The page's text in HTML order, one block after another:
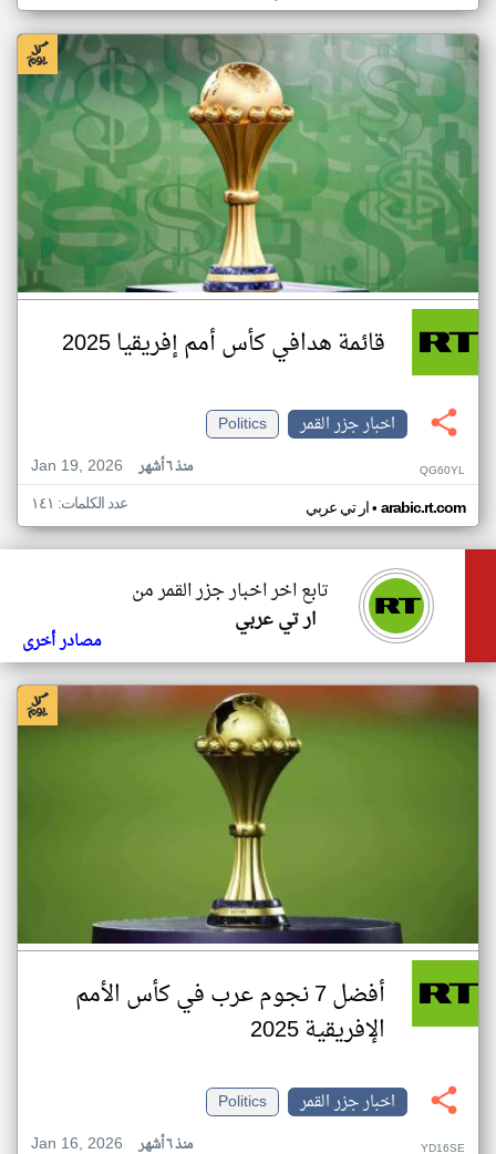
قائمة هدافي كأس أمم إفريقيا 2025
اخبار جزر القمر
Politics
Jan 19, 2026
منذ ٦ أشهر QG60YL
ار تي عربي• arabic.rt.com عدد الكلمات: ١٤١
تابع اخر اخبار جزر القمر من
ار تي عربي
مصادر أخرى
أفضل 7 نجوم عرب في كأس الأمم
الإفريقية 2025
اخبار جزر القمر
Politics
Jan 16, 2026
منذ ٦ أشهر YD16SE